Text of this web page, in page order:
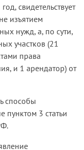
свидетельствует
изъятием
нужд, а, по сути,
участков (21
права
и 1 арендатор) от
способы
пунктом 3 статьи